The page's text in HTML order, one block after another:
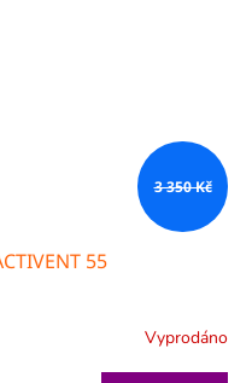
3 350 Kč
55
Vyprodáno